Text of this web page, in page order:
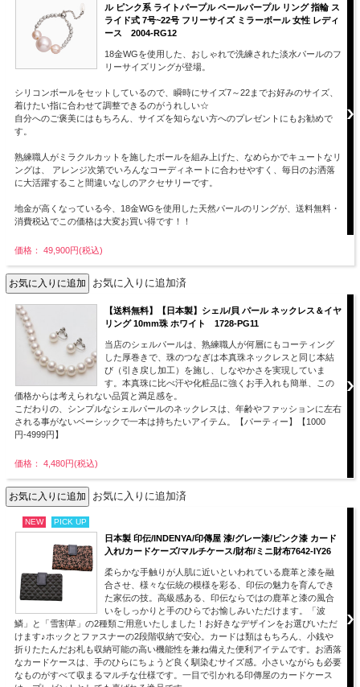
ル ピンク系 ライトパープル ペールパープル リング 指輪 ス
ライド式 7号~22号 フリーサイズ ミラーボール 女性 レディ
ース 2004-RG12
18金WGを使用した、おしゃれで洗練された淡水パールのフ
リーサイズリングが登場。
シリコンボールをセットしているので、瞬時にサイズ7～22までお好みのサイズ、
着けたい指に合わせて調整できるのがうれしい☆
自分へのご褒美にはもちろん、サイズを知らない方へのプレゼントにもお勧めで
す。
熟練職人がミラクルカットを施したボールを組み上げた、なめらかでキュートなリ
ングは、 アレンジ次第でいろんなコーディネートに合わせやすく、毎日のお洒落
に大活躍すること間違いなしのアクセサリーです。
地金が高くなっている今、18金WGを使用した天然パールのリングが、送料無料・
消費税込でこの価格は大変お買い得です！！
価格： 49,900円(税込)
お気に入りに追加済
【送料無料】【日本製】シェル/貝 パール ネックレス＆イヤ
リング 10mm珠 ホワイト 1728-PG11
当店のシェルパールは、熟練職人が何層にもコーティング
した厚巻きで、珠のつなぎは本真珠ネックレスと同じ本結
び（引き戻し加工）を施し、しなやかさを実現していま
す。本真珠に比べ汗や化粧品に強くお手入れも簡単、この
価格からは考えられない品質と満足感を。
こだわりの、シンプルなシェルパールのネックレスは、年齢やファッションに左右
される事がないベーシックで一本は持ちたいアイテム。【パーティー】【1000
円-4999円】
価格： 4,480円(税込)
お気に入りに追加済
NEW PICK UP
日本製 印伝/INDENYA/印傳屋 漆/グレー漆/ピンク漆 カード
入れ/カードケーズ/マルチケース/財布/ミニ財布7642-IY26
柔らかな手触りが人肌に近いといわれている鹿革と漆を融
合させ、様々な伝統の模様を彩る、印伝の魅力を育んでき
た家伝の技。高級感ある、印伝ならではの鹿革と漆の風合
いをしっかりと手のひらでお愉しみいただけます。「波
鱗」と「雪割草」の2種類ご用意いたしました！お好きなデザインをお選びいただ
けます♪ホックとファスナーの2段階収納で安心。カードは類はもちろん、小銭や
折りたたんだお札も収納可能の高い機能性を兼ね備えた便利アイテムです。お洒落
なカードケースは、手のひらにちょうど良く馴染むサイズ感。小さいながらも必要
なものがすべて収まるマルチな仕様です。一目で引かれる印傳屋のカードケース